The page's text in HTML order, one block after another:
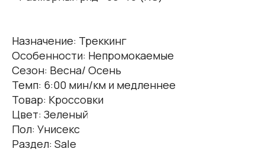
Назначение: Треккинг
Особенности: Непромокаемые
Сезон: Весна/ Осень
Темп: 6:00 мин/км и медленнее
Товар: Кроссовки
Цвет: Зеленый
Пол: Унисекс
Раздел: Sale